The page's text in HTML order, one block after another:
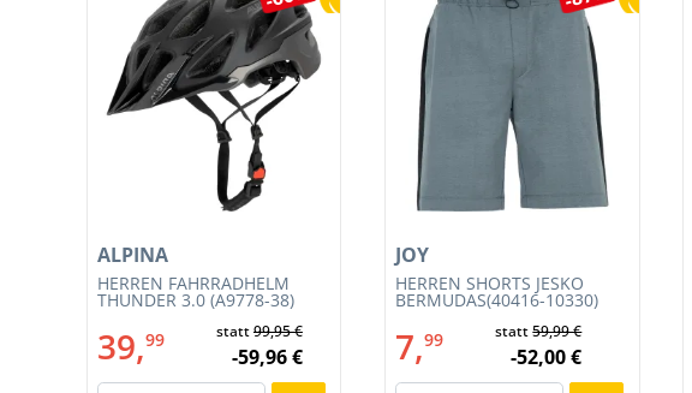
HERREN FAHRRADHELM
THUNDER 3.0 (A9778-38)
ALPINA
39,99 statt99,95 €
-59,96 €
HERREN SHORTS JESKO
BERMUDAS(40416-10330)
JOY
7,99 statt59,99 €
-52,00 €